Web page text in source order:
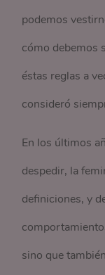
podemos
cómo debemos
éstas reglas a
consideró
En los últimos
despedir, la
definiciones, y
sino que